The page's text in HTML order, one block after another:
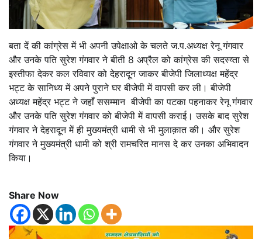
बता दें की कांग्रेस में भी अपनी उपेक्षाओ के चलते ज.प.अध्यक्ष रेनू गंगवार
और उनके पति सुरेश गंगवार ने बीती 8 अप्रैल को कांग्रेस की सदस्य्ता से
इस्तीफा देकर कल रविवार को देहरादून जाकर बीजेपी जिलाध्यक्ष महेंद्र
भट्ट के सानिध्य में अपने पुराने घर बीजेपी में वापसी कर ली। बीजेपी
अध्यक्ष महेंद्र भट्ट ने जहाँ ससम्मान बीजेपी का पटका पहनाकर रेनू गंगवार
और उनके पति सुरेश गंगवार को बीजेपी में वापसी कराई। उसके बाद सुरेश
गंगवार ने देहरादून में ही मुख्यमंत्री धामी से भी मुलाक़ात की। और सुरेश
गंगवार ने मुख्यमंत्री धामी को श्री रामचरित मानस दे कर उनका अभिवादन
किया।
Share Now